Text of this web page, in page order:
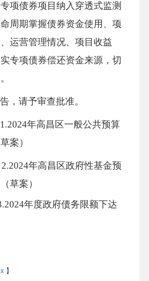
项债券项目纳入穿透式监测
周期掌握债券资金使用、项
运营管理情况、项目收益
专项债券偿还资金来源，切
，请予审查批准。
1.2024年高昌区一般公共预算
案）
2.2024年高昌区政府性基金预
草案）
年度政府债务限额下达
】